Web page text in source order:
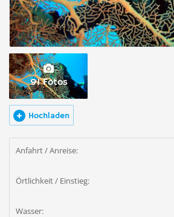
91 Fotos
Hochladen
Anfahrt / Anreise:
Örtlichkeit / Einstieg:
Wasser: